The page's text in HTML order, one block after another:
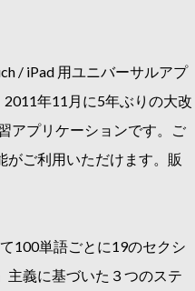
/ iPad 用ユニバーサルアプ
年11月に5年ぶりの大改
アプリケーションです。ご
ご利用いただけます。販
100単語ごとに19のセクシ
主義に基づいた３つのステ